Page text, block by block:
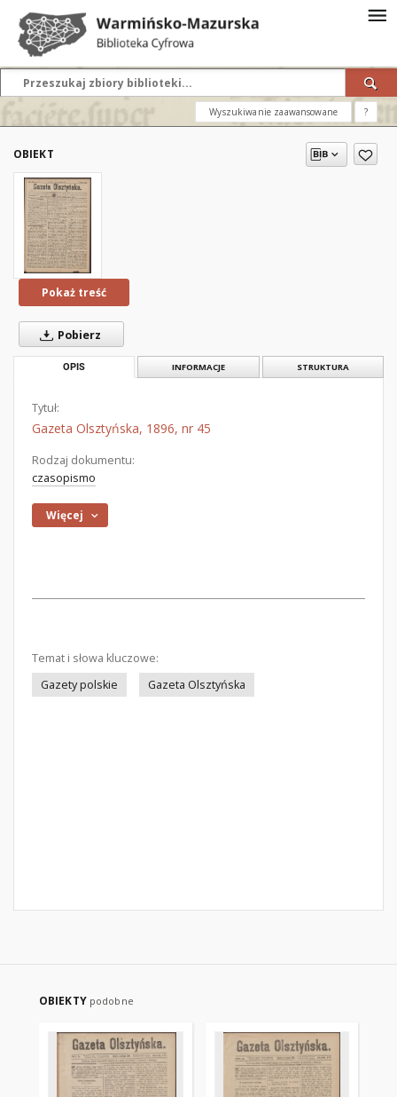
Wyszukiwanie zaawansowane ?
OBIEKT
Pokaż treść
Pobierz
OPIS INFORMACJE STRUKTURA
Tytuł:
Gazeta Olsztyńska, 1896, nr 45
Rodzaj dokumentu:
czasopismo
Więcej
Temat i słowa kluczowe:
Gazety polskie
Gazeta Olsztyńska
OBIEKTY podobne